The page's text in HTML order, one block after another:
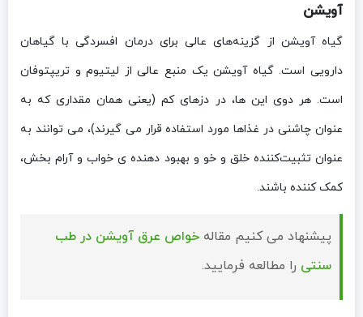
آویشن
گیاه آویشن از گزینه‌های عالی برای درمان افسردگی با گیاهان
دارویی است. گیاه آویشن یک منبع عالی از لیتیوم و تریپتوفان
است. هر دوی این ها، در دزهای کم (یعنی همان مقداری که به
عنوان چاشنی در غذاها مورد استفاده قرار می گیرند)، می توانند به
عنوان تثبیت‌کننده خلق و خو و بهبود دهنده ی خواب و آرام بخش،
کمک کننده باشند.
پیشنهاد می کنیم مقاله خواص عرق آویشن در طب
سنتی را مطالعه فرمایید.